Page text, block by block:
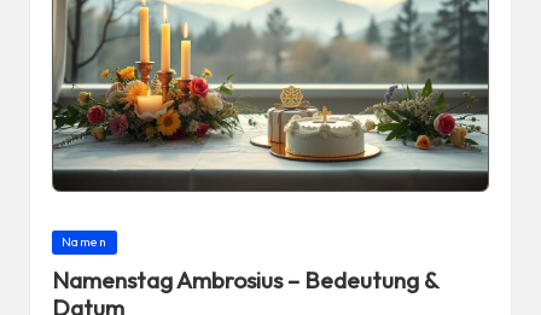
Posted
Namen
Namenstag Ambrosius – Bedeutung &
Datum